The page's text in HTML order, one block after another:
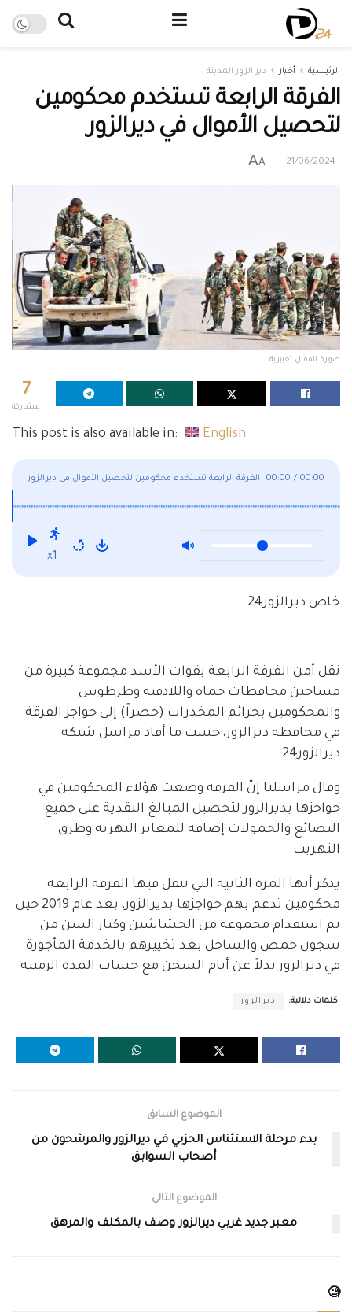
الرئيسية أخبار دير الزور المدينة
الفرقة الرابعة تستخدم محكومين
لتحصيل الأموال في ديرالزور
21/06/2024
A
A
صورة المقال تعبيرية
7
مشاركة
This post is also available in: English
الفرقة الرابعة تستخدم محكومين لتحصيل الأموال في ديرالزور 00:00 / 00:00
x1
خاص ديرالزور24
نقل أمن الفرقة الرابعة بقوات الأسد مجموعة كبيرة من
مساجين محافظات حماه واللاذقية وطرطوس
والمحكومين بجرائم المخدرات (حصراً) إلى حواجز الفرقة
في محافظة ديرالزور، حسب ما أفاد مراسل شبكة
ديرالزور24.
وقال مراسلنا إنّ الفرقة وضعت هؤلاء المحكومين في
حواجزها بديرالزور لتحصيل المبالغ النقدية على جميع
البضائع والحمولات إضافة للمعابر النهرية وطرق
التهريب.
يذكر أنها المرة الثانية التي تنقل فيها الفرقة الرابعة
محكومين تدعم بهم حواجزها بديرالزور، بعد عام 2019 حين
تم استقدام مجموعة من الحشاشين وكبار السن من
سجون حمص والساحل بعد تخييرهم بالخدمة المأجورة
في ديرالزور بدلاً عن أيام السجن مع حساب المدة الزمنية
كلمات دلالية: ديرالزور
الموضوع السابق
بدء مرحلة الاستئناس الحزبي في ديرالزور والمرشحون من
أصحاب السوابق
الموضوع التالي
معبر جديد غربي ديرالزور وصف بالمكلف والمرهق
🧐